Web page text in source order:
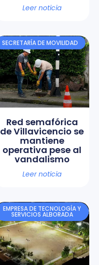
Leer noticia
SECRETARÍA DE MOVILIDAD
Red semafórica
de Villavicencio se
mantiene
operativa pese al
vandalismo
Leer noticia
EMPRESA DE TECNOLOGÍA Y
SERVICIOS ALBORADA